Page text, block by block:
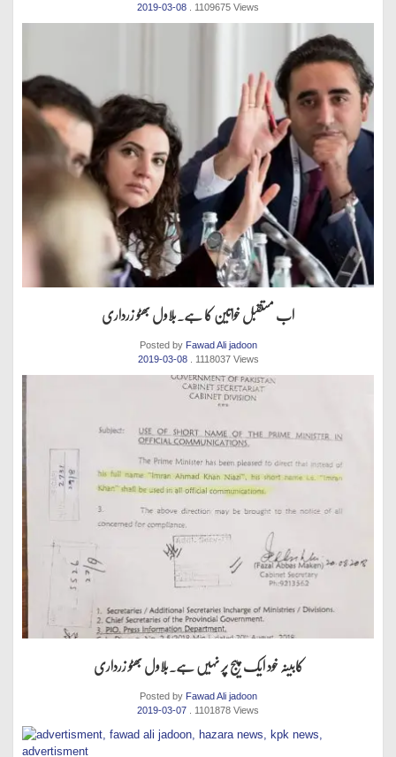
2019-03-08 . 1109675 Views
اب مستقبل خواتین کا ہے.بلاول بھٹو زرداری
Posted by Fawad Ali jadoon
2019-03-08
. 1118037 Views
کابینہ خود ایک پیج پر نہیں ہے.بلاول بھٹو زرداری
Posted by Fawad Ali jadoon
2019-03-07 . 1101878 Views